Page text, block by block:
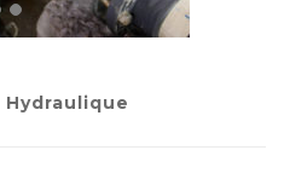
Hydraulique